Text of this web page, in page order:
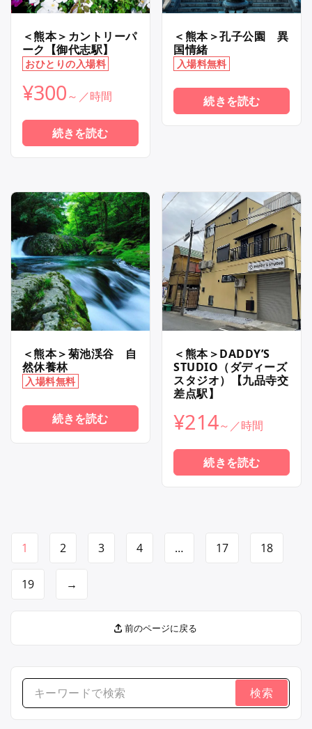
＜熊本＞カントリーパ
ーク【御代志駅】
おひとりの入場料
¥300
続きを読む
＜熊本＞孔子公園 異
国情緒
入場料無料
続きを読む
＜熊本＞菊池渓谷 自
然休養林
入場料無料
続きを読む
＜熊本＞DADDY’S
STUDIO（ダディーズ
スタジオ）【九品寺交
差点駅】
¥214
続きを読む
1 2 3 4 … 17 18
19 →
前のページに戻る